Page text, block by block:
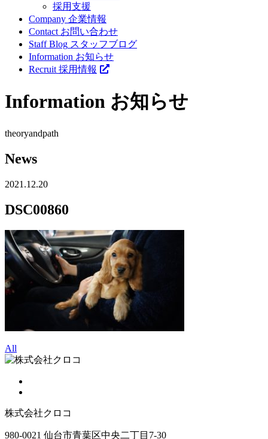
採用支援
Company 企業情報
Contact お問い合わせ
Staff Blog スタッフブログ
Information お知らせ
Recruit 採用情報
Information お知らせ
theoryandpath
News
2021.12.20
DSC00860
All
株式会社クロコ
980-0021 仙台市青葉区中央二丁目7-30